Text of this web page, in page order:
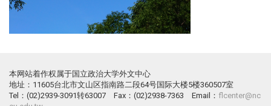
本网站着作权属于国立政治大学外文中心
地址：11605台北市文山区指南路二段64号国际大楼5楼360507室
Tel：(02)2939-3091转63007 Fax：(02)2938-7363 Email： flcenter@nc